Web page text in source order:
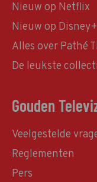
Nieuw op Netflix
Nieuw op Disney+
Alles over Pathé
De leukste
Gouden
Veelgestelde
Reglementen
Pers